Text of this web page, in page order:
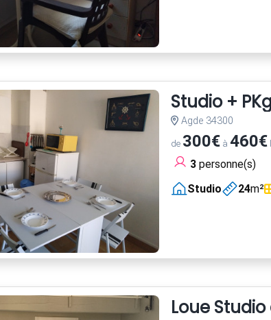
Studio +
Agde 34300
de 300€à 460€
3personne(s)
Studio
24m²
Loue